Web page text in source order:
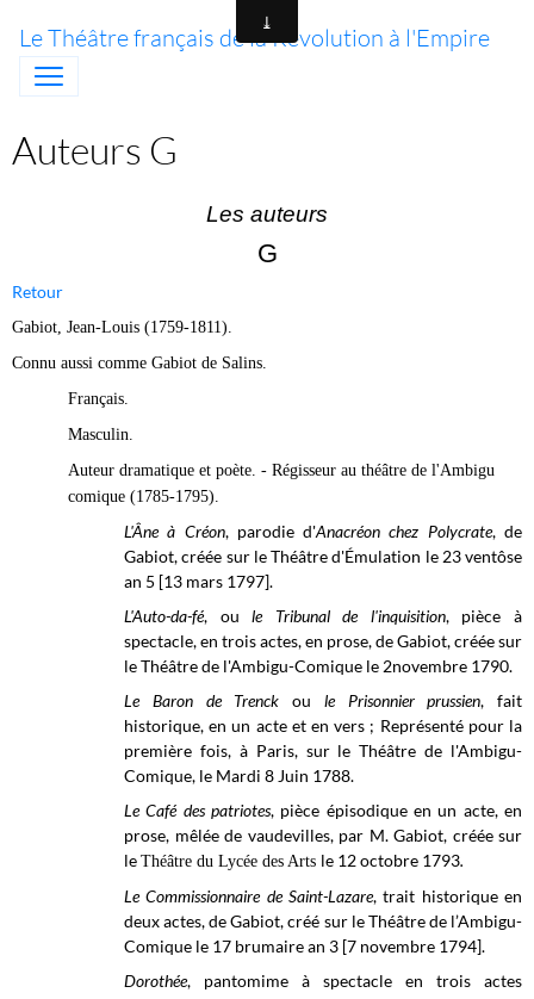
Le Théâtre français de la Révolution à l'Empire
Auteurs G
Les auteurs
G
Retour
Gabiot, Jean-Louis (1759-1811).
Connu aussi comme Gabiot de Salins.
Français.
Masculin.
Auteur dramatique et poète. - Régisseur au théâtre de l'Ambigu
comique (1785-1795).
L'Âne à Créon, parodie d'Anacréon chez Polycrate, de
Gabiot, créée sur leThéâtre d'Émulation le 23 ventôse
an 5 [13 mars 1797].
L'Auto-da-fé, oule Tribunal de l'inquisition, pièce à
spectacle, en trois actes, en prose, de Gabiot, créée sur
le Théâtre de l'Ambigu-Comique le 2novembre 1790.
Le Baron de Trenck ou le Prisonnier prussien, fait
historique, en un acte et en vers ; Représenté pour la
première fois, à Paris, sur le Théâtre de l'Ambigu-
Comique, le Mardi 8 Juin 1788.
Le Café des patriotes, pièce épisodique en un acte, en
prose, mêlée de vaudevilles, par M. Gabiot, créée sur
le Théâtre du Lycée des Arts le 12 octobre 1793.
Le Commissionnaire de Saint-Lazare, trait historique en
deux actes, de Gabiot, créé sur le Théâtre de l’Ambigu-
Comique le 17 brumaire an 3 [7 novembre 1794].
Dorothée, pantomime à spectacle en trois actes